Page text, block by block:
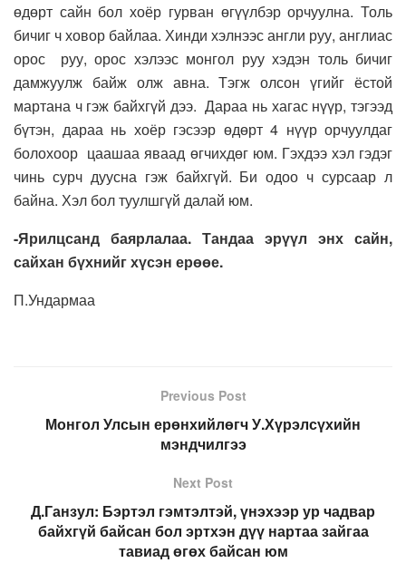
өдөрт сайн бол хоёр гурван өгүүлбэр орчуулна. Толь
бичиг ч ховор байлаа. Хинди хэлнээс англи руу, англиас
орос руу, орос хэлээс монгол руу хэдэн толь бичиг
дамжуулж байж олж авна. Тэгж олсон үгийг ёстой
мартана ч гэж байхгүй дээ. Дараа нь хагас нүүр, тэгээд
бүтэн, дараа нь хоёр гэсээр өдөрт 4 нүүр орчуулдаг
болохоор цаашаа яваад өгчихдөг юм. Гэхдээ хэл гэдэг
чинь сурч дуусна гэж байхгүй. Би одоо ч сурсаар л
байна. Хэл бол туулшгүй далай юм.
-Ярилцсанд баярлалаа. Тандаа эрүүл энх сайн,
сайхан бүхнийг хүсэн ерөөе.
П.Ундармаа
Previous Post
Монгол Улсын ерөнхийлөгч У.Хүрэлсүхийн
мэндчилгээ
Next Post
Д.Ганзул: Бэртэл гэмтэлтэй, үнэхээр ур чадвар
байхгүй байсан бол эртхэн дүү нартаа зайгаа
тавиад өгөх байсан юм